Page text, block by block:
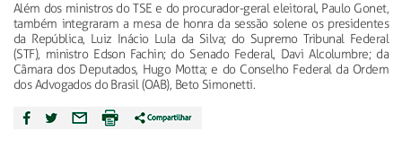
Além dos ministros do TSE e do procurador-geral eleitoral, Paulo Gonet,
também integraram a mesa de honra da sessão solene os presidentes
da República, Luiz Inácio Lula da Silva; do Supremo Tribunal Federal
(STF), ministro Edson Fachin; do Senado Federal, Davi Alcolumbre; da
Câmara dos Deputados, Hugo Motta; e do Conselho Federal da Ordem
dos Advogados do Brasil (OAB), Beto Simonetti.